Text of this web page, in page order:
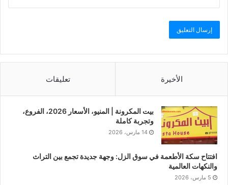
الأخيرة تعليقات
بيت المكرونة | المنيو، الأسعار 2026، الفروع،
وتجربة كاملة
14 مارس، 2026
افتتاح سكة الأطعمة في سوق الزل: وجهة جديدة تجمع بين التراث
والنكهات العالمية
5 مارس، 2026